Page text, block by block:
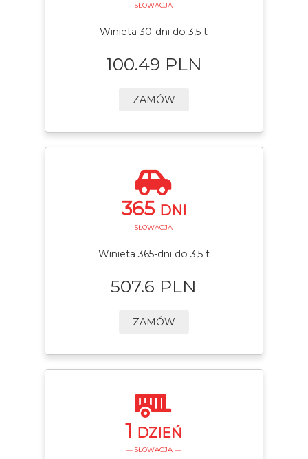
— SŁOWACJA —
Winieta 30-dni do 3,5 t
100.49 PLN
ZAMÓW
365 DNI
— SŁOWACJA —
Winieta 365-dni do 3,5 t
507.6 PLN
ZAMÓW
1 DZIEŃ
— SŁOWACJA —